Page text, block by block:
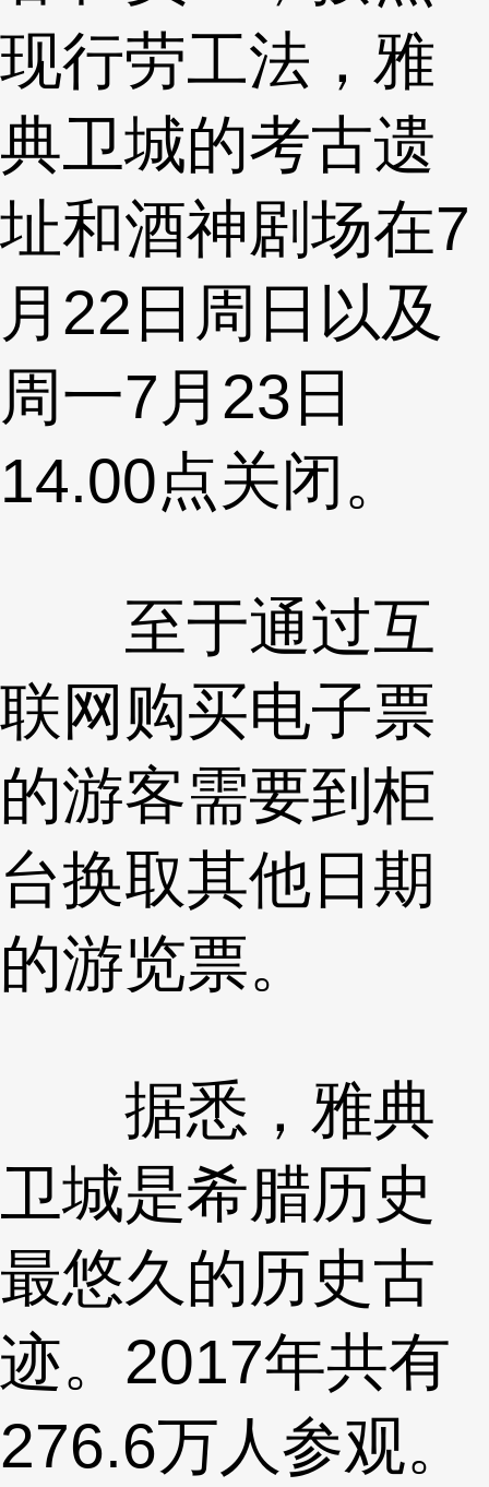
现行劳工法，雅
典卫城的考古遗
址和酒神剧场在7
月22日周日以及
周一7月23日
14.00点关闭。
至于通过互
联网购买电子票
的游客需要到柜
台换取其他日期
的游览票。
据悉，雅典
卫城是希腊历史
最悠久的历史古
迹。2017年共有
276.6万人参观。